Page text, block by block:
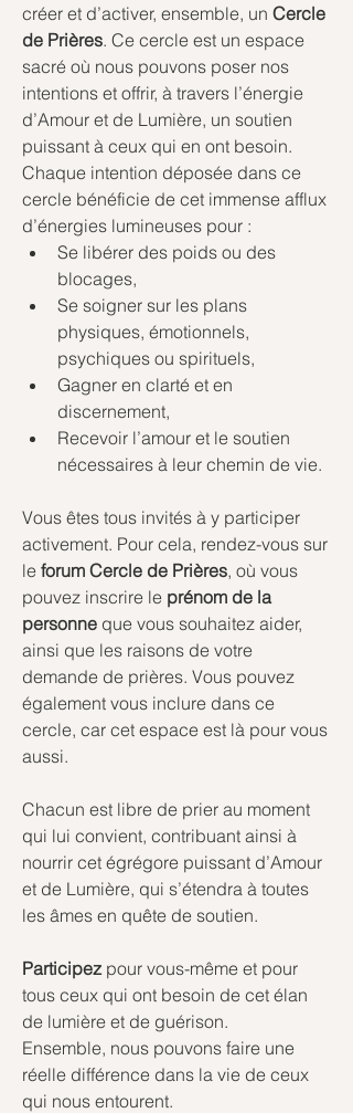
créer et d’activer, ensemble, un Cercle
de Prières. Ce cercle est un espace
sacré où nous pouvons poser nos
intentions et offrir, à travers l’énergie
d’Amour et de Lumière, un soutien
puissant à ceux qui en ont besoin.
Chaque intention déposée dans ce
cercle bénéficie de cet immense afflux
d’énergies lumineuses pour :
Se libérer des poids ou des
blocages,
Se soigner sur les plans
physiques, émotionnels,
psychiques ou spirituels,
Gagner en clarté et en
discernement,
Recevoir l’amour et le soutien
nécessaires à leur chemin de vie.
Vous êtes tous invités à y participer
activement. Pour cela, rendez-vous sur
le forum Cercle de Prières, où vous
pouvez inscrire le prénom de la
personne que vous souhaitez aider,
ainsi que les raisons de votre
demande de prières. Vous pouvez
également vous inclure dans ce
cercle, car cet espace est là pour vous
aussi.
Chacun est libre de prier au moment
qui lui convient, contribuant ainsi à
nourrir cet égrégore puissant d’Amour
et de Lumière, qui s’étendra à toutes
les âmes en quête de soutien.
Participez pour vous-même et pour
tous ceux qui ont besoin de cet élan
de lumière et de guérison.
Ensemble, nous pouvons faire une
réelle différence dans la vie de ceux
qui nous entourent.